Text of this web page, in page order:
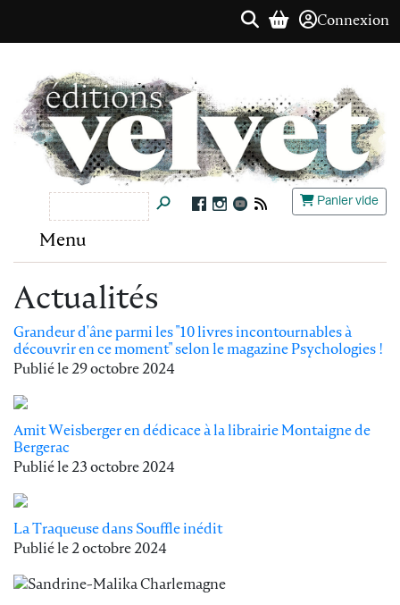
Connexion
Panier vide
Menu
Actualités
Grandeur d'âne parmi les "10 livres incontournables à
découvrir en ce moment" selon le magazine Psychologies !
Publié le29 octobre 2024
Amit Weisberger en dédicace à la librairie Montaigne de
Bergerac
Publié le23 octobre 2024
La Traqueuse dans Souffle inédit
Publié le2 octobre 2024